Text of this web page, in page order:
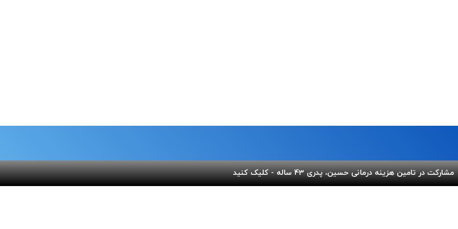
لینک های مفید شماره حساب های خیریه مشارکت در تامین هزینه درمانی حسین، پدری 43 ساله - کلیک کنید